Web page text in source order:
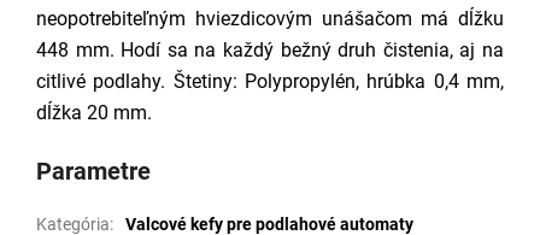
neopotrebiteľným hviezdicovým unášačom má dĺžku
448 mm. Hodí sa na každý bežný druh čistenia, aj na
citlivé podlahy. Štetiny: Polypropylén, hrúbka 0,4 mm,
dĺžka 20 mm.
Parametre
Kategória:
Valcové kefy pre podlahové automaty